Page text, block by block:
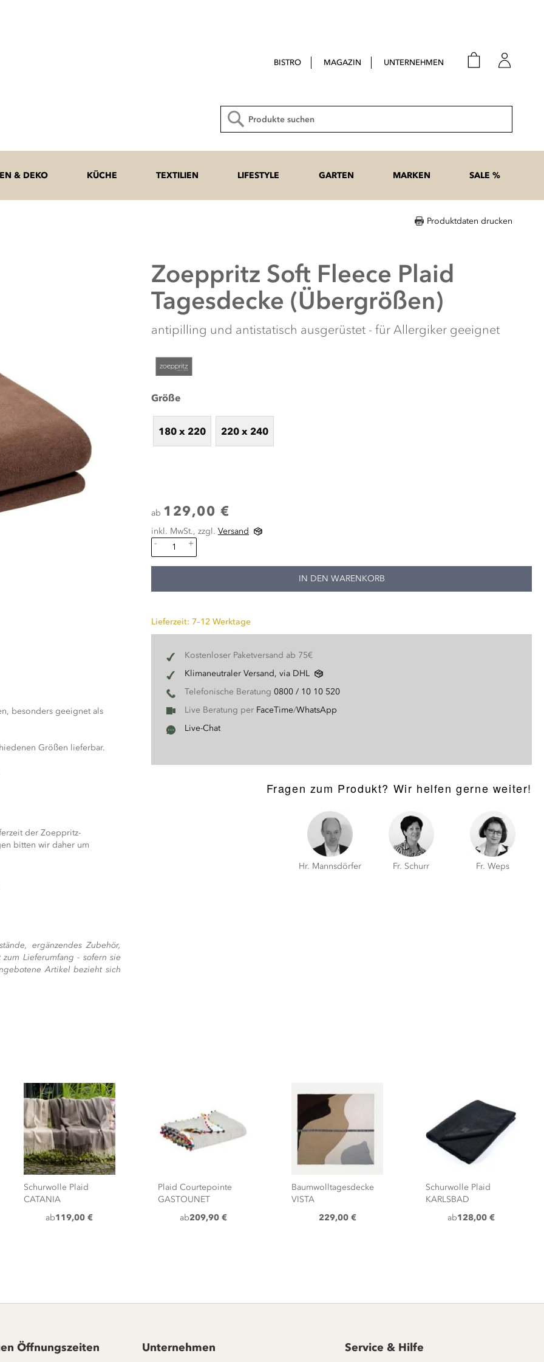
BISTRO MAGAZIN UNTERNEHMEN
Suche
& DEKO KÜCHE TEXTILIEN LIFESTYLE GARTEN MARKEN SALE %
Produktdaten drucken
Zoeppritz Soft Fleece Plaid
Tagesdecke (Übergrößen)
antipilling und antistatisch ausgerüstet - für Allergiker geeignet
Größe
180 x 220 220 x 240
ab 129,00 €
inkl. MwSt., zzgl. Versand
-
+
IN DEN WARENKORB
Lieferzeit: 7–12 Werktage
Kostenloser Paketversand ab 75€
Klimaneutraler Versand, via DHL
Telefonische Beratung 0800 / 10 10 520
Live Beratung per FaceTime/WhatsApp
Live-Chat
Fragen zum Produkt? Wir helfen gerne weiter!
Hr. Mannsdörfer Fr. Schurr Fr. Weps
besonders geeignet als
Größen lieferbar.
der Zoeppritz-
bitten wir daher um
ergänzendes Zubehör,
Lieferumfang - sofern sie
Artikel bezieht sich
Schurwolle Plaid
CATANIA
ab119,00 €
Plaid Courtepointe
GASTOUNET
ab209,90 €
Baumwolltagesdecke
VISTA
229,00 €
Schurwolle Plaid
KARLSBAD
ab128,00 €
Öffnungszeiten Unternehmen Service & Hilfe